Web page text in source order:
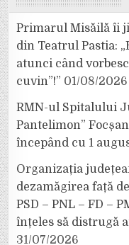
Primarul Misăilă îi
din Teatrul Pastia:
atunci când
cuvin”!” 01/08/2026
RMN-ul Spitalului
Pantelimon”
începând cu 1
Organizația
dezamăgirea față
PSD – PNL – FD –
înțeles să distrugă
31/07/2026